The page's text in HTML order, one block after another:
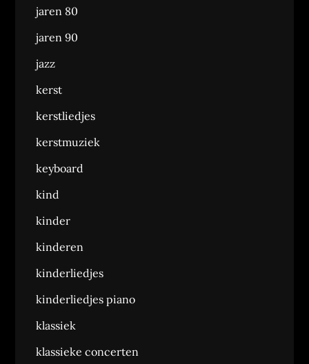
jaren 80
jaren 90
jazz
kerst
kerstliedjes
kerstmuziek
keyboard
kind
kinder
kinderen
kinderliedjes
kinderliedjes piano
klassiek
klassieke concerten